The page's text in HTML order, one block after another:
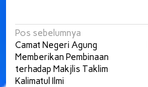
Navigasi
pos
Pos sebelumnya
Camat Negeri Agung
Memberikan Pembinaan
terhadap Makjlis Taklim
Kalimatul Ilmi